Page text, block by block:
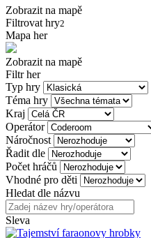
Zobrazit na mapě
Filtrovat hry2
Mapa her
Zobrazit na mapě
Filtr her
Typ hry
Téma hry
Kraj
Operátor
Náročnost
Řadit dle
Počet hráčů
Vhodné pro děti
Hledat dle názvu
Sleva